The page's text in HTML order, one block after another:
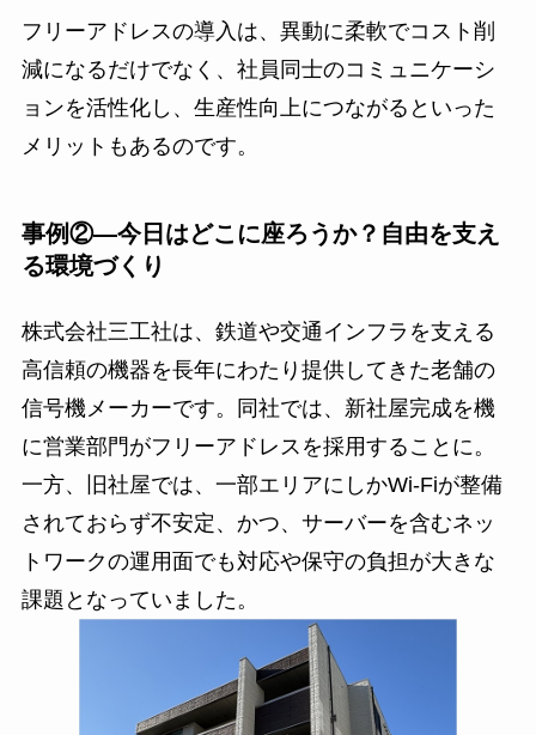
フリーアドレスの導入は、異動に柔軟でコスト削
減になるだけでなく、社員同士のコミュニケーシ
ョンを活性化し、生産性向上につながるといった
メリットもあるのです。
事例②―今日はどこに座ろうか？自由を支え
る環境づくり
株式会社三工社は、鉄道や交通インフラを支える
高信頼の機器を長年にわたり提供してきた老舗の
信号機メーカーです。同社では、新社屋完成を機
に営業部門がフリーアドレスを採用することに。
一方、旧社屋では、一部エリアにしかWi-Fiが整備
されておらず不安定、かつ、サーバーを含むネッ
トワークの運用面でも対応や保守の負担が大きな
課題となっていました。